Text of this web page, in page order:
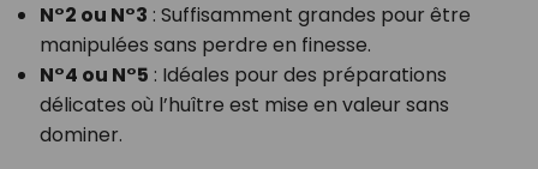
N°2 ou N°3 : Suffisamment grandes pour être
manipulées sans perdre en finesse.
N°4 ou N°5 : Idéales pour des préparations
délicates où l’huître est mise en valeur sans
dominer.